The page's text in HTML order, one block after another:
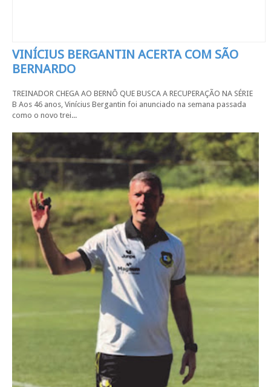
VINÍCIUS BERGANTIN ACERTA COM SÃO
BERNARDO
TREINADOR CHEGA AO BERNÔ QUE BUSCA A RECUPERAÇÃO NA SÉRIE
B Aos 46 anos, Vinícius Bergantin foi anunciado na semana passada
como o novo trei...